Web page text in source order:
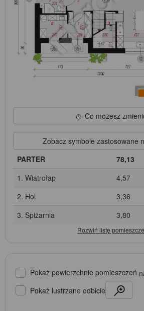
Co możesz
Zobacz symbole zastosowane
PARTER
78,13
1. Wiatrołap
4,57
2. Hol
3,36
3. Spiżarnia
3,80
Pokaż powierzchnie pomieszczeń
Pokaż lustrzane odbicie